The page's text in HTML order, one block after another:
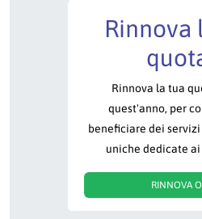
Rinnova
Rinnova la tua
quest'anno, per
beneficiare dei
uniche dedicate ai
RINNOVA